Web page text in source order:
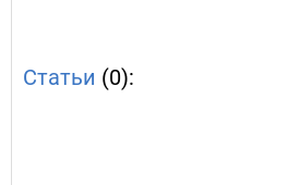
Статьи (0):